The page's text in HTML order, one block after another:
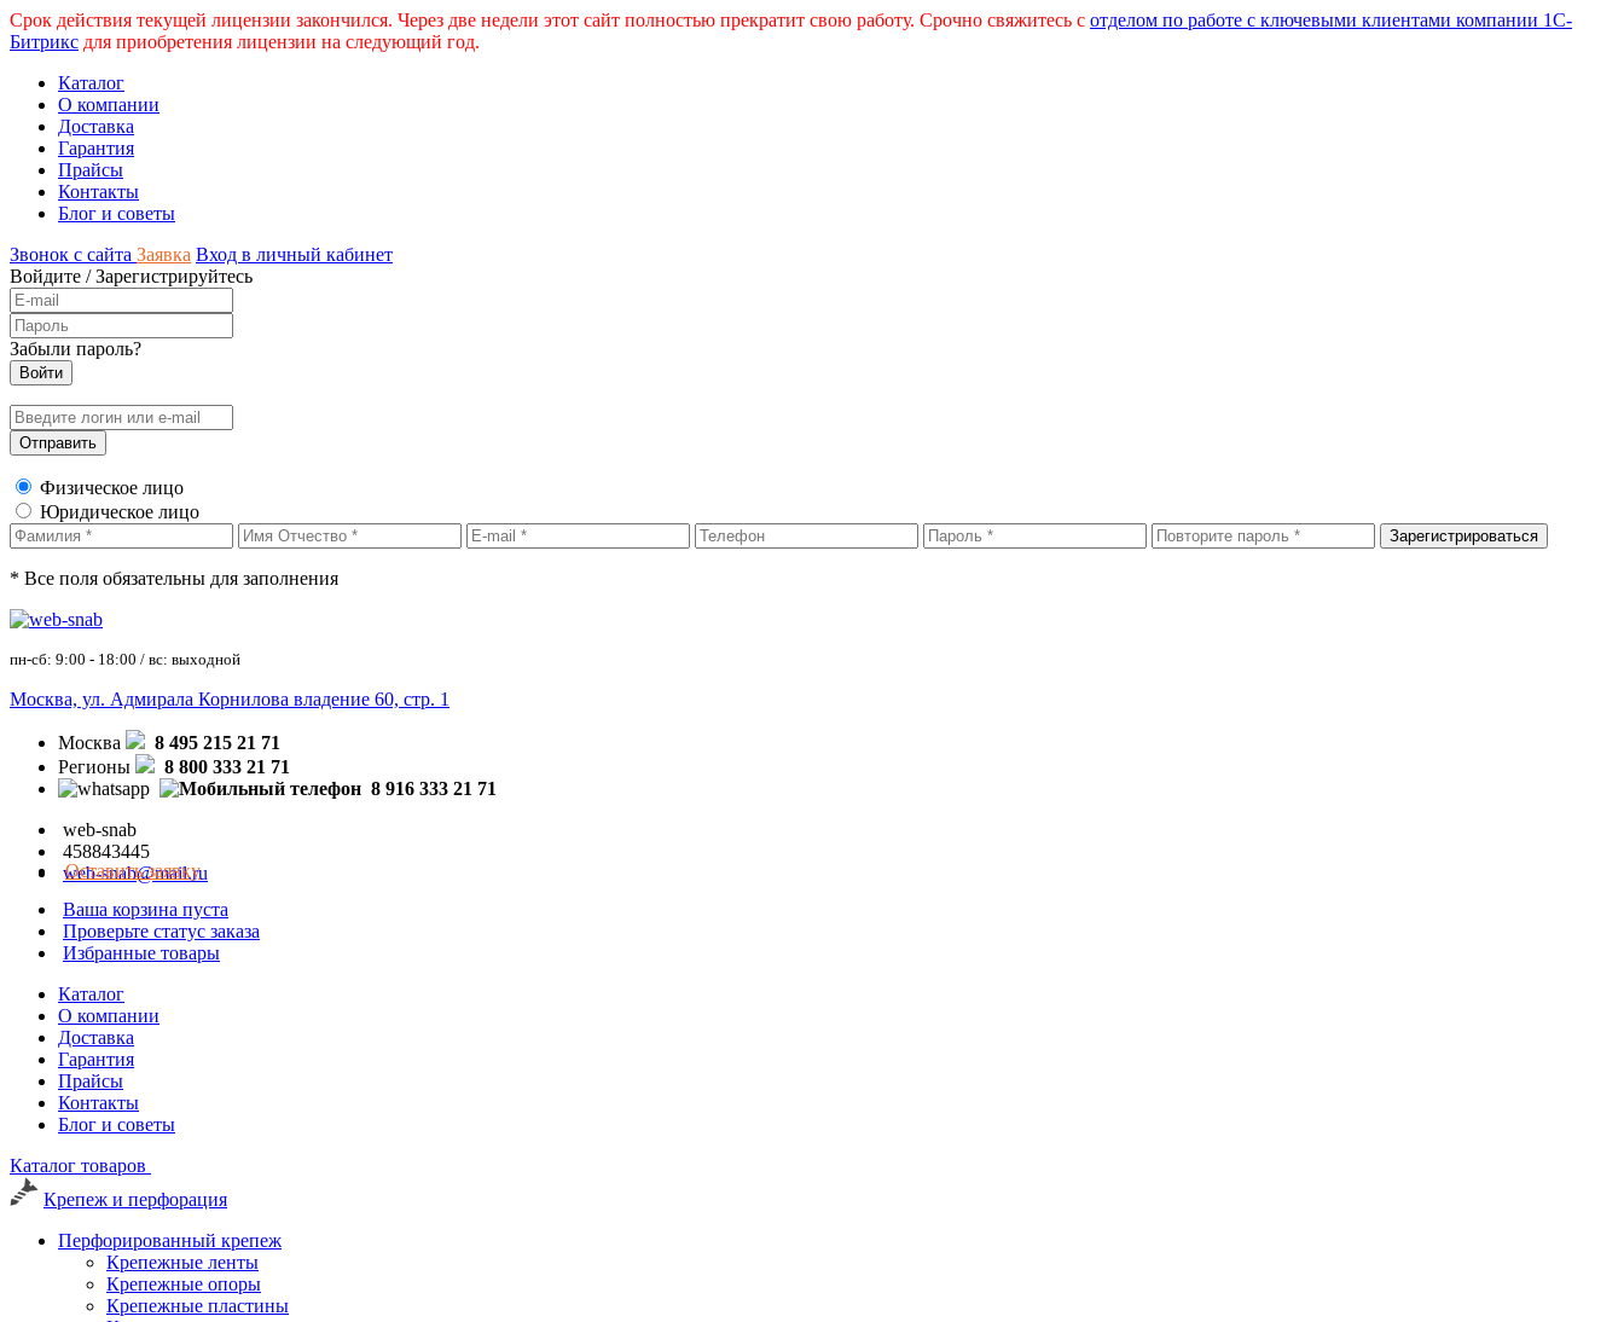
Срок действия текущей лицензии закончился. Через две недели этот сайт полностью прекратит свою работу. Срочно свяжитесь с отделом по работе с ключевыми клиентами компании 1С-
Битрикс для приобретения лицензии на следующий год.
Каталог
О компании
Доставка
Гарантия
Прайсы
Контакты
Блог и советы
Звонок с сайта Заявка Вход в личный кабинет
Войдите /Зарегистрируйтесь
Забыли пароль?
Физическое лицо
Юридическое лицо
* Все поля обязательны для заполнения
пн-сб: 9:00 - 18:00 / вс: выходной
Москва, ул. Адмирала Корнилова владение 60, стр. 1
Москва
8 495 215 21 71
Регионы
8 800 333 21 71
8 916 333 21 71
web-snab
458843445
web-snab@mail.ru
Оставить заявку
Ваша корзина пуста
Проверьте статус заказа
Избранные товары
Каталог
О компании
Доставка
Гарантия
Прайсы
Контакты
Блог и советы
Каталог товаров
Крепеж и перфорация
Перфорированный крепеж
Крепежные ленты
Крепежные опоры
Крепежные пластины